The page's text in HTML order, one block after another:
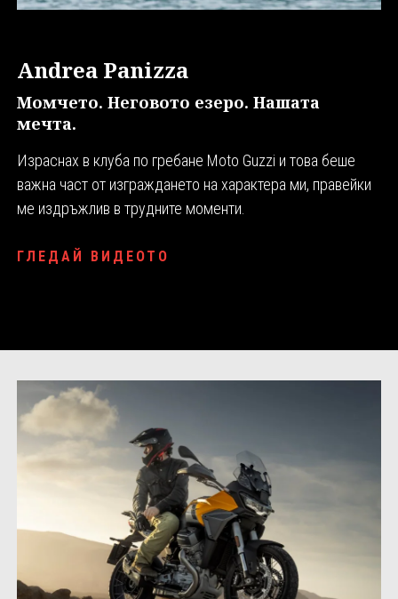
Andrea Panizza
Момчето. Неговото езеро. Нашата
мечта.
Израснах в клуба по гребане Moto Guzzi и това беше
важна част от изграждането на характера ми, правейки
ме издръжлив в трудните моменти.
ГЛЕДАЙ ВИДЕОТО